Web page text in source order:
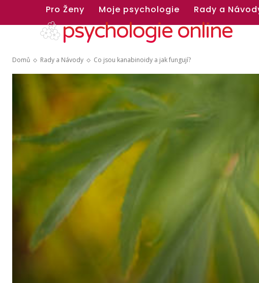
Pro Ženy Moje psychologie Rady a
psychologie online
Domů Rady a Návody Co jsou kanabinoidy a jak fungují?